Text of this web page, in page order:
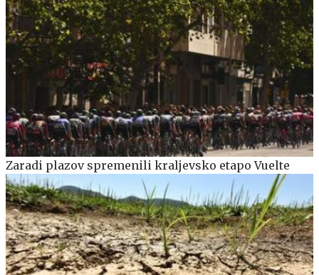
Zaradi plazov spremenili kraljevsko etapo Vuelte